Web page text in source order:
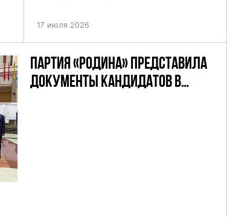
17 июля 2026
ПАРТИЯ «РОДИНА» ПРЕДСТАВИЛА
ДОКУМЕНТЫ КАНДИДАТОВ В